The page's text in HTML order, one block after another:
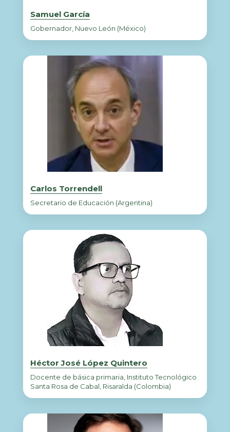
Samuel García
Gobernador, Nuevo León (México)
Carlos Torrendell
Secretario de Educación (Argentina)
Héctor José López Quintero
Docente de básica primaria, Instituto Tecnológico
Santa Rosa de Cabal, Risaralda (Colombia)